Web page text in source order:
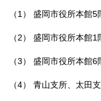
（1） 盛岡市役所本館
（2） 盛岡市役所本館
（3） 盛岡市役所本館
（4） 青山支所、太田